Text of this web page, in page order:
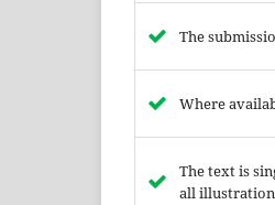
The
Where
The text is
all